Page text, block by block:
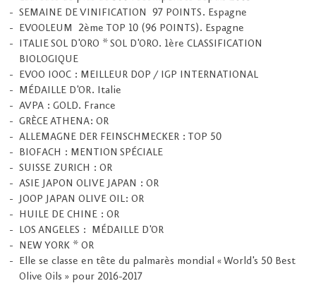
SEMAINE DE VINIFICATION 97 POINTS. Espagne
EVOOLEUM 2ème TOP 10 (96 POINTS). Espagne
ITALIE SOL D'ORO * SOL D'ORO. 1ère CLASSIFICATION
BIOLOGIQUE
EVOO IOOC : MEILLEUR DOP / IGP INTERNATIONAL
MÉDAILLE D'OR. Italie
AVPA : GOLD. France
GRÈCE ATHENA: OR
ALLEMAGNE DER FEINSCHMECKER : TOP 50
BIOFACH : MENTION SPÉCIALE
SUISSE ZURICH : OR
ASIE JAPON OLIVE JAPAN : OR
JOOP JAPAN OLIVE OIL: OR
HUILE DE CHINE : OR
LOS ANGELES : MÉDAILLE D'OR
NEW YORK * OR
Elle se classe en tête du palmarès mondial « World's 50 Best
Olive Oils » pour 2016-2017